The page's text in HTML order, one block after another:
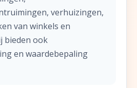
verhuizingen,
van winkels en
bieden ook
en waardebepaling